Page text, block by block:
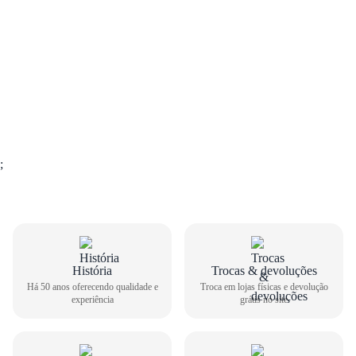
GUIA DE TAMANHOS
Scarpin Vizzano Feminino 1290.500
;
História
Há 50 anos oferecendo qualidade e
experiência
Trocas & devoluções
Troca em lojas físicas e devolução
grátis no site